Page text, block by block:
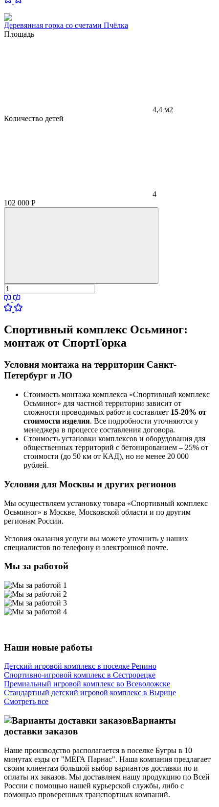
Деревянная горка со счетами Пчёлка
Площадь
4,4 м2
Количество детей
4
102 000 Р
Спортивный комплекс Осьминог:
монтаж от СпортГорка
Условия монтажа на территории Санкт-
Петербург и ЛО
Стоимость монтажа комплекса «Спортивный комплекс
Осьминог» для частной территории зависит от
сложности проводимых работ и составляет 15-20% от
стоимости изделия. Все подробности уточняются у
менеджера в процессе составления договора.
Стоимость установки комплексов и оборудования для
общественных территорий с бетонированием – 25% от
стоимости (до 50 км от КАД), но не менее 20 000
рублей.
Условия для Москвы и других регионов
Мы осуществляем установку товара «Спортивный комплекс
Осьминог» в Москве, Московской области и по другим
регионам России.
Условия оказания услуги вы можете уточнить у наших
специалистов по телефону и электронной почте.
Мы за работой
Наши новые работы
Детский игровой комплекс в поселке Репино
Спортивно-игровой комплекс в Сестрорецке
Премиальный игровой комплекс во Всеволожске
Стандартный детский игровой комплекс в Вырице
Смотреть все
Варианты
доставки заказов
Наше производство располагается в поселке Бугры в 10
минутах езды от "МЕГА Парнас". Наша компания предлагает
своим клиентам большой выбор вариантов доставки по и
оплаты их заказов. Мы доставляем нашу продукцию по Всей
России с помощью нашей курьерской службы, либо с
помощью проверенных транспортных компаний.